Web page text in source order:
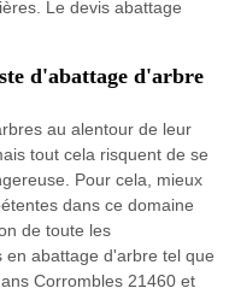
Le devis abattage
d'abattage d'arbre
au alentour de leur
tout cela risquent de se
Pour cela, mieux
dans ce domaine
de toute les
en abattage d'arbre tel que
Corrombles 21460 et